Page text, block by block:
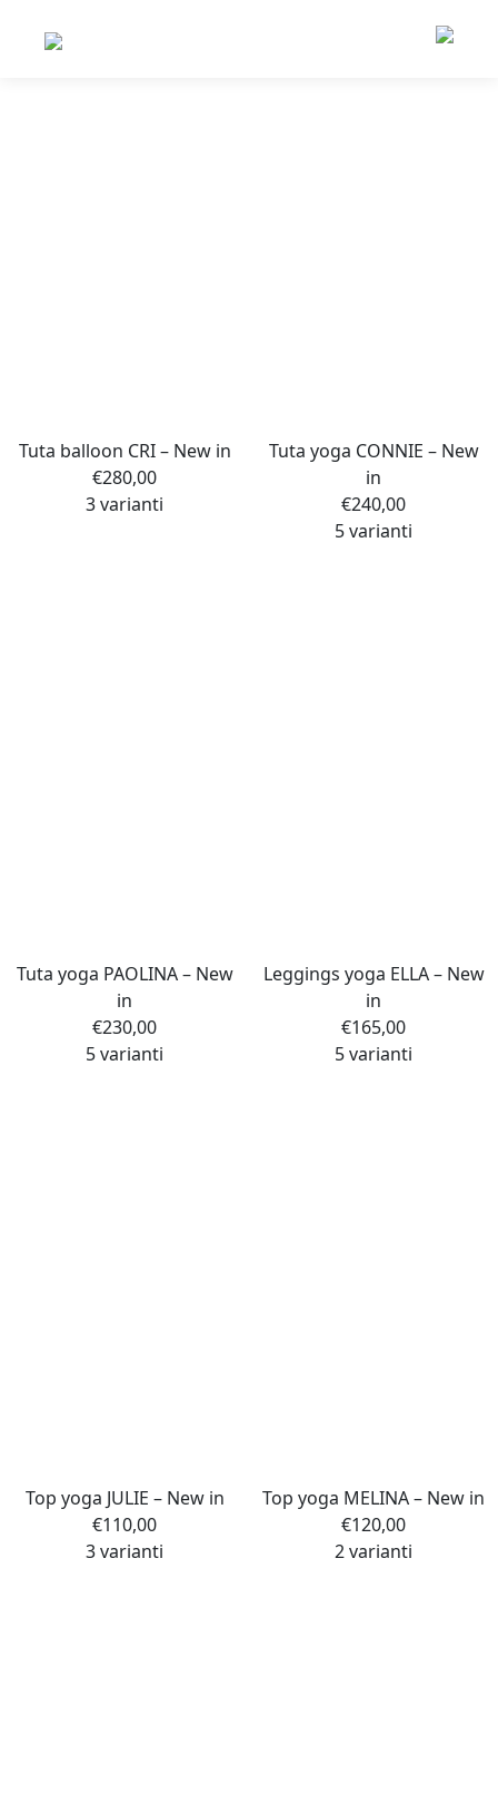
Tuta balloon CRI – New in
3 varianti
€280,00
Tuta yoga CONNIE – New
in
5 varianti
€240,00
Tuta yoga PAOLINA – New
in
5 varianti
€230,00
Leggings yoga ELLA – New
in
5 varianti
€165,00
Top yoga JULIE – New in
3 varianti
€110,00
Top yoga MELINA – New in
2 varianti
€120,00